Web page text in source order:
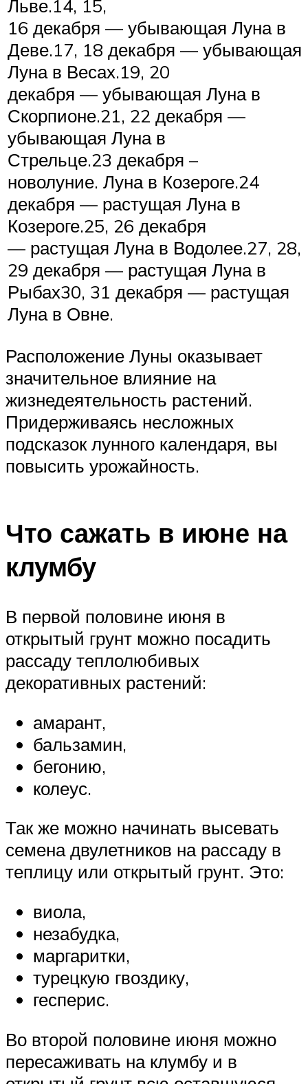
Льве.14, 15,
16 декабря — убывающая Луна в
Деве.17, 18 декабря — убывающая
Луна в Весах.19, 20
декабря — убывающая Луна в
Скорпионе.21, 22 декабря —
убывающая Луна в
Стрельце.23 декабря –
новолуние. Луна в Козероге.24
декабря — растущая Луна в
Козероге.25, 26 декабря
— растущая Луна в Водолее.27, 28,
29 декабря — растущая Луна в
Рыбах30, 31 декабря — растущая
Луна в Овне.
Расположение Луны оказывает
значительное влияние на
жизнедеятельность растений.
Придерживаясь несложных
подсказок лунного календаря, вы
повысить урожайность.
Что сажать в июне на
клумбу
В первой половине июня в
открытый грунт можно посадить
рассаду теплолюбивых
декоративных растений:
амарант,
бальзамин,
бегонию,
колеус.
Так же можно начинать высевать
семена двулетников на рассаду в
теплицу или открытый грунт. Это:
виола,
незабудка,
маргаритки,
турецкую гвоздику,
гесперис.
Во второй половине июня можно
пересаживать на клумбу и в